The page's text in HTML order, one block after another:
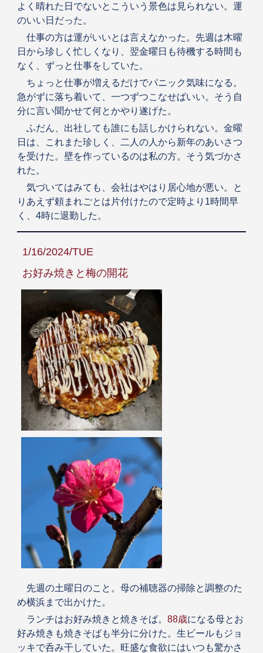
よく晴れた日でないとこういう景色は見られない。運
のいい日だった。
仕事の方は運がいいとは言えなかった。先週は木曜
日から珍しく忙しくなり、翌金曜日も待機する時間も
なく、ずっと仕事をしていた。
ちょっと仕事が増えるだけでパニック気味になる。
急がずに落ち着いて、一つずつこなせばいい。そう自
分に言い聞かせて何とかやり遂げた。
ふだん、出社しても誰にも話しかけられない。金曜
日は、これまた珍しく、二人の人から新年のあいさつ
を受けた。壁を作っているのは私の方。そう気づかさ
れた。
気づいてはみても、会社はやはり居心地が悪い。と
りあえず頼まれごとは片付けたので定時より1時間早
く、4時に退勤した。
1/16/2024/TUE
お好み焼きと梅の開花
先週の土曜日のこと。母の補聴器の掃除と調整のた
め横浜まで出かけた。
ランチはお好み焼きと焼きそば。 88歳になる母とお
好み焼きも焼きそばも半分に分けた。生ビールもジョ
ッキで呑み干していた。旺盛な食欲にはいつも驚かさ